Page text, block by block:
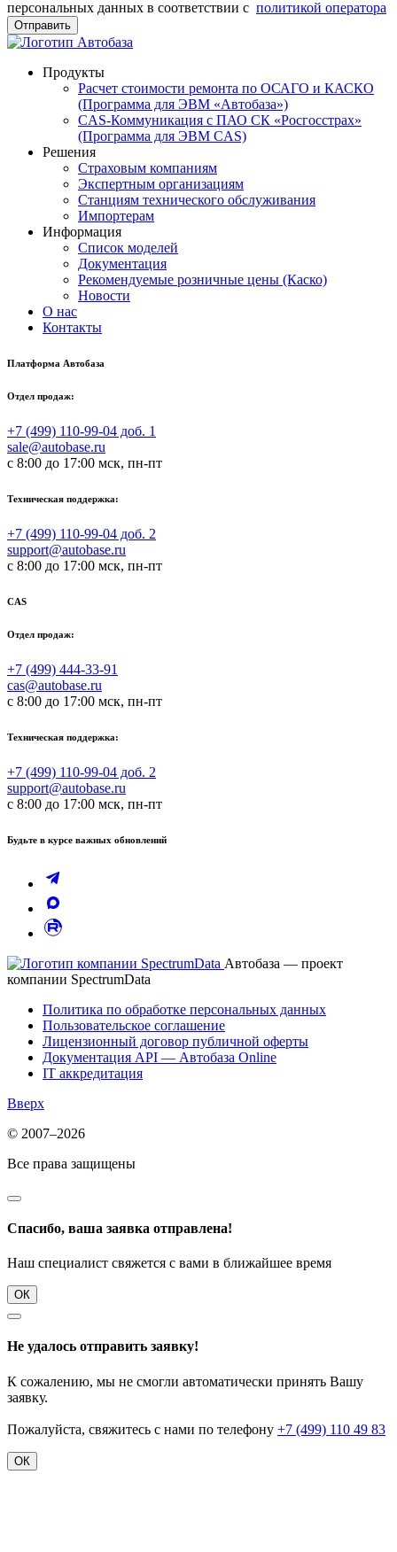
персональных данных в соответствии с политикой оператора
Отправить
Продукты
Расчет стоимости ремонта по ОСАГО и КАСКО
(Программа для ЭВМ «Автобаза»)
CAS-Коммуникация с ПАО СК «Росгосстрах»
(Программа для ЭВМ CAS)
Решения
Страховым компаниям
Экспертным организациям
Станциям технического обслуживания
Импортерам
Информация
Список моделей
Документация
Рекомендуемые розничные цены (Каско)
Новости
О нас
Контакты
Платформа Автобаза
Отдел продаж:
+7 (499) 110-99-04 доб. 1
sale@autobase.ru
с 8:00 до 17:00 мск, пн-пт
Техническая поддержка:
+7 (499) 110-99-04 доб. 2
support@autobase.ru
с 8:00 до 17:00 мск, пн-пт
CAS
Отдел продаж:
+7 (499) 444-33-91
cas@autobase.ru
с 8:00 до 17:00 мск, пн-пт
Техническая поддержка:
+7 (499) 110-99-04 доб. 2
support@autobase.ru
с 8:00 до 17:00 мск, пн-пт
Будьте в курсе важных обновлений
Автобаза — проект
компании SpectrumData
Политика по обработке персональных данных
Пользовательское соглашение
Лицензионный договор публичной оферты
Документация API — Автобаза Online
IT аккредитация
Вверх
© 2007–2026
Все права защищены
Спасибо, ваша заявка отправлена!
Наш специалист свяжется с вами в ближайшее время
ОК
Не удалось отправить заявку!
К сожалению, мы не смогли автоматически принять Вашу
заявку.
Пожалуйста, свяжитесь с нами по телефону +7 (499) 110 49 83
ОК